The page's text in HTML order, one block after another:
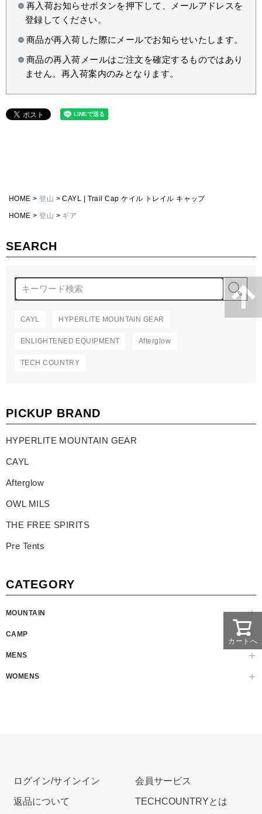
SEARCH
検
CAYL HYPERLITE MOUNTAIN GEAR
ENLIGHTENED EQUIPMENT Afterglow
TECH COUNTRY
PICKUP BRAND
HYPERLITE MOUNTAIN GEAR
CAYL
Afterglow
OWL MILS
THE FREE SPIRITS
Pre Tents
CATEGORY
MOUNTAIN
CAMP
MENS
WOMENS
再入荷お知らせボタンを押下して、メールアドレスを
登録してください。
商品が再入荷した際にメールでお知らせいたします。
商品の再入荷メールはご注文を確定するものではあり
ません。再入荷案内のみとなります。
HOME 登山 CAYL | Trail Cap ケイル トレイル キャップ
HOME 登山 ギア
カートへ
ログイン/サインイン
返品について
会員サービス
TECHCOUNTRYとは